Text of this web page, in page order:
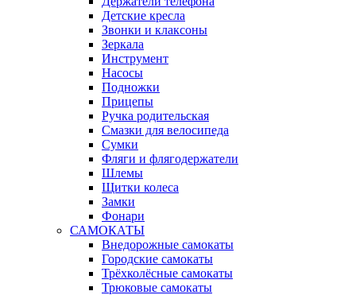
Детские кресла
Звонки и клаксоны
Зеркала
Инструмент
Насосы
Подножки
Прицепы
Ручка родительская
Смазки для велосипеда
Сумки
Фляги и флягодержатели
Шлемы
Щитки колеса
Замки
Фонари
САМОКАТЫ
Внедорожные самокаты
Городские самокаты
Трёхколёсные самокаты
Трюковые самокаты